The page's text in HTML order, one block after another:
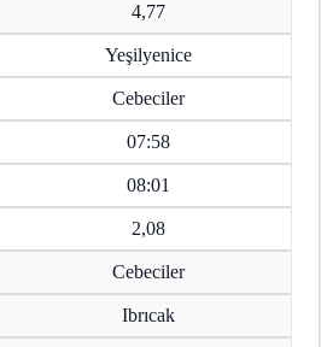
4,77
Yeşilyenice
Cebeciler
07:58
08:01
2,08
Cebeciler
Ibrıcak